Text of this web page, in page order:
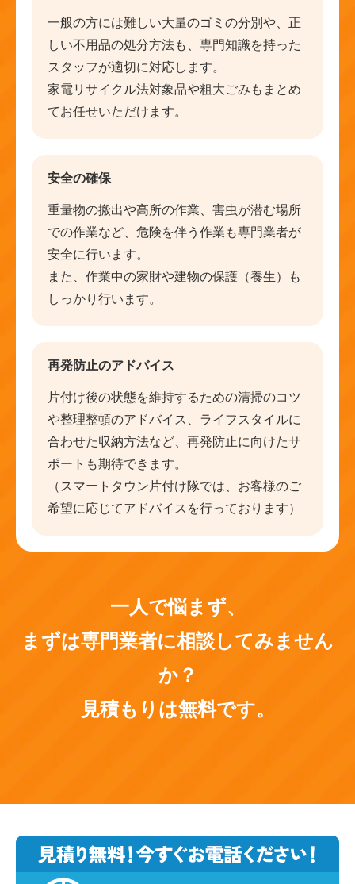
一般の方には難しい大量のゴミの分別や、正
しい不用品の処分方法も、専門知識を持った
スタッフが適切に対応します。
家電リサイクル法対象品や粗大ごみもまとめ
てお任せいただけます。
安全の確保
重量物の搬出や高所の作業、害虫が潜む場所
での作業など、危険を伴う作業も専門業者が
安全に行います。
また、作業中の家財や建物の保護（養生）も
しっかり行います。
再発防止のアドバイス
片付け後の状態を維持するための清掃のコツ
や整理整頓のアドバイス、ライフスタイルに
合わせた収納方法など、再発防止に向けたサ
ポートも期待できます。
（スマートタウン片付け隊では、お客様のご
希望に応じてアドバイスを行っております）
一人で悩まず、
まずは専門業者に相談してみません
か？
見積もりは無料です。